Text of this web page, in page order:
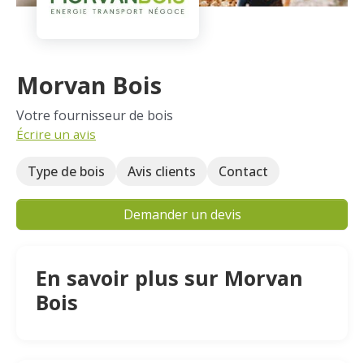
Morvan Bois
Votre fournisseur de bois
Écrire un avis
Type de bois Avis clients Contact
Demander un devis
En savoir plus sur Morvan
Bois